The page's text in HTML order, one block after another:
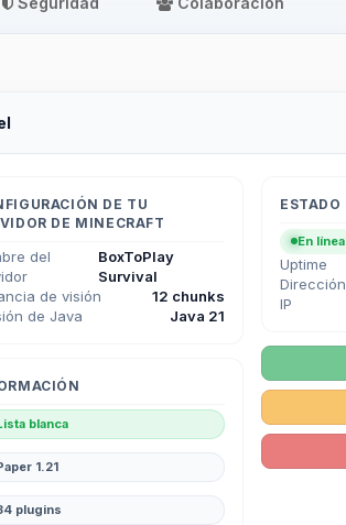
DE TU
DE MINECRAFT
del
BoxToPlay
Survival
de visión
12 chunks
de Java
Java 21
blanca
1.21
plugins
ESTADO
En línea
Uptime
Dirección
IP